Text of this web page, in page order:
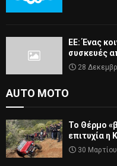
ΕΕ: Ένας
συσκευές
28
AUTO MOTO
Το Θέρμο
επιτυχία η
30